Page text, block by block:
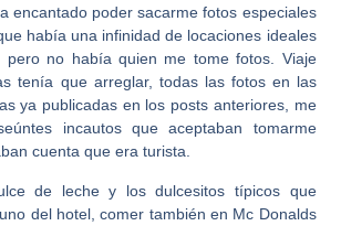
encantado poder sacarme fotos especiales
había una infinidad de locaciones ideales
pero no había quien me tome fotos. Viaje
tenía que arreglar, todas las fotos en las
ya publicadas en los posts anteriores, me
incautos que aceptaban tomarme
cuenta que era turista.
de leche y los dulcesitos típicos que
del hotel, comer también en Mc Donalds